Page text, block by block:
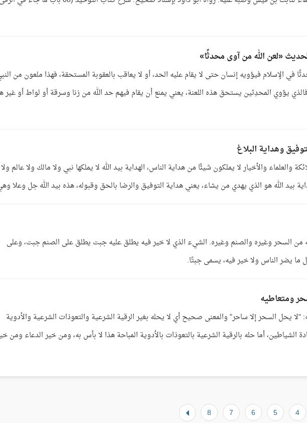
«لعن الله من آوى محدثًا»
في الإسلام فيؤويه إنسان حتى لا يقام عليه الحد، أو لا يعاقب بالعقوبة المستحقة، فهذا ملعون من
يؤوي المحدِثين يستحق هذه اللعنة، يعني يمنع أن يقام فيهم حد الله من زنا وسرقة أو لواط أو غير
وهداية البلاغ
والعلماء والأخيار لا يملكون شيئًا من هداية الناس، الهداية بيد الله لا يملكها نبي ولا مالك ولا عالم ولا
بيد الله هو الذي يهدي من يشاء، يعني هداية التوفيق والرضا بالحق وقبوله، هذه بيد الله جل وعلا
من السحر وغيره والصنم وغيره. الشيء الذي لا خير فيه يطلق عليه جبت يطلق على الصنم جبت، وعلى
ما يضر الناس ولا خير فيه، يسمى جبتًا.
ومتعاطيه
يحل السحر إلا ساحر" والمعنى صحيح أي لا يحله بغير الرقية الشرعية والتعوذات الشرعية والأدوية
الشياطين، أما حله بالرقية الشرعية بالتعوذات بالأدوية المباحة هذا لا بأس به، ومن خير الدعاء ومن
4
5
6
7
8